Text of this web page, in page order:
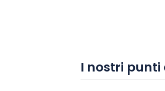
I nostri punti